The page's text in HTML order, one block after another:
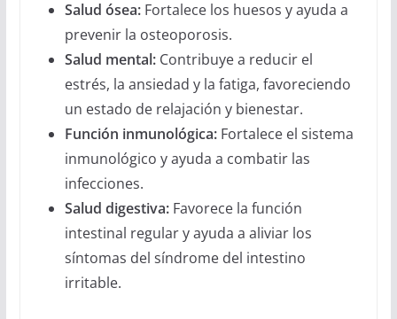
Salud ósea:Fortalece los huesos y ayuda a
prevenir la osteoporosis.
Salud mental:Contribuye a reducir el
estrés, la ansiedad y la fatiga, favoreciendo
un estado de relajación y bienestar.
Función inmunológica:Fortalece el sistema
inmunológico y ayuda a combatir las
infecciones.
Salud digestiva:Favorece la función
intestinal regular y ayuda a aliviar los
síntomas del síndrome del intestino
irritable.